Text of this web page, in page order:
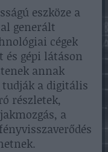
eszköze a
generált
cégek
gépi látáson
annak
tudják a digitális
részletek,
a